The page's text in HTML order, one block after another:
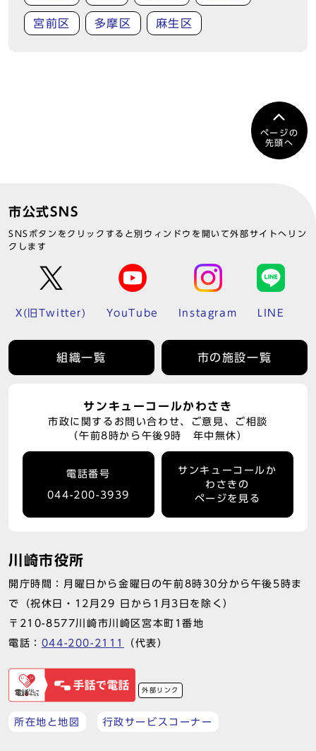
宮前区 多摩区 麻生区
ページの
先頭へ
市公式SNS
SNSボタンをクリックすると別ウィンドウを開いて外部サイトへリン
クします
X(旧Twitter) YouTube Instagram LINE
組織一覧 市の施設一覧
サンキューコールかわさき
市政に関するお問い合わせ、ご意見、ご相談
（午前8時から午後9時 年中無休）
電話番号
044-200-3939
サンキューコールか
わさきの
ページを見る
川崎市役所
開庁時間：月曜日から金曜日の午前8時30分から午後5時ま
で（祝休日・12月29 日から1月3日を除く）
〒210-8577川崎市川崎区宮本町1番地
電話： 044-200-2111 （代表）
外部リンク
所在地と地図 行政サービスコーナー